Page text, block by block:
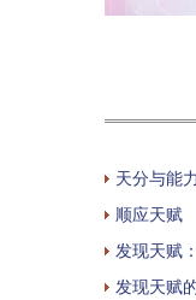
天分与能力
顺应天赋
发现天赋
发现天赋